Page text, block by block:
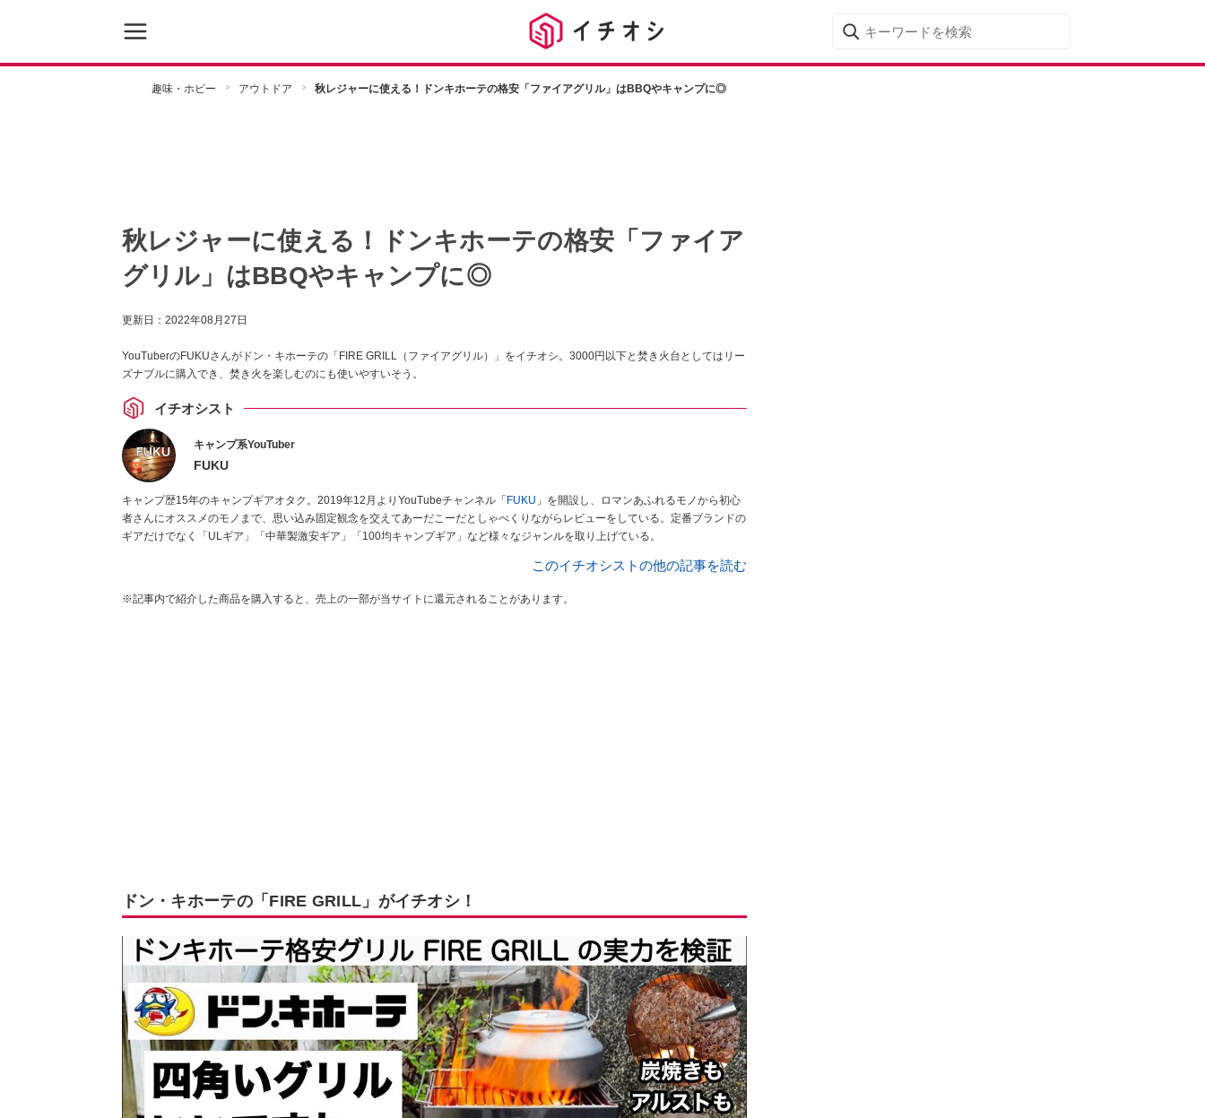
趣味・ホビー アウトドア 秋レジャーに使える！ドンキホーテの格安「ファイアグリル」はBBQやキャンプに◎
秋レジャーに使える！ドンキホーテの格安「ファイア
グリル」はBBQやキャンプに◎
更新日： 2022年08月27日
YouTuberのFUKUさんがドン・キホーテの「FIRE GRILL（ファイアグリル）」をイチオシ。3000円以下と焚き火台としてはリー
ズナブルに購入でき、焚き火を楽しむのにも使いやすいそう。
イチオシスト
キャンプ系YouTuber
FUKU
キャンプ歴15年のキャンプギアオタク。2019年12月よりYouTubeチャンネル「 FUKU 」を開設し、ロマンあふれるモノから初心
者さんにオススメのモノまで、思い込み固定観念を交えてあーだこーだとしゃべくりながらレビューをしている。定番ブランドの
ギアだけでなく「ULギア」「中華製激安ギア」「100均キャンプギア」など様々なジャンルを取り上げている。
このイチオシストの他の記事を読む
※記事内で紹介した商品を購入すると、売上の一部が当サイトに還元されることがあります。
ドン・キホーテの「FIRE GRILL」がイチオシ！